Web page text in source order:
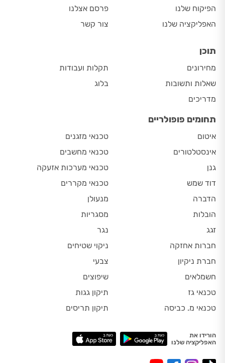
הפיקוח שלנו
האפליקציה שלנו
פרסם אצלנו
צור קשר
תוכן
מחירונים
שאלות ותשובות
מדריכים
תקלות ועבודות
בלוג
תחומים פופולריים
איטום
אינסטלטורים
גנן
דוד שמש
הדברה
הובלות
זגג
חברות אחזקה
חברת ניקיון
חשמלאים
טכנאי גז
טכנאי מ. כביסה
טכנאי מזגנים
טכנאי מחשבים
טכנאי מערכות אזעקה
טכנאי מקררים
מנעולן
מסגריות
נגר
ניקוי שטיחים
צבעי
שיפוצים
תיקון גגות
תיקון תריסים
הורידו את
האפליקציה שלנו